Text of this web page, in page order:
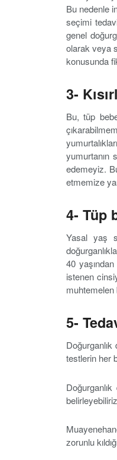
Bu nedenle
seçimi
genel
olarak veya
konusunda
3-
Bu, tüp
yumurtanın
edemeyiz.
etmemize
4- Tüp
Yasal yaş
40
istenen
muhtemelen
5-
testlerin her
zorunlu